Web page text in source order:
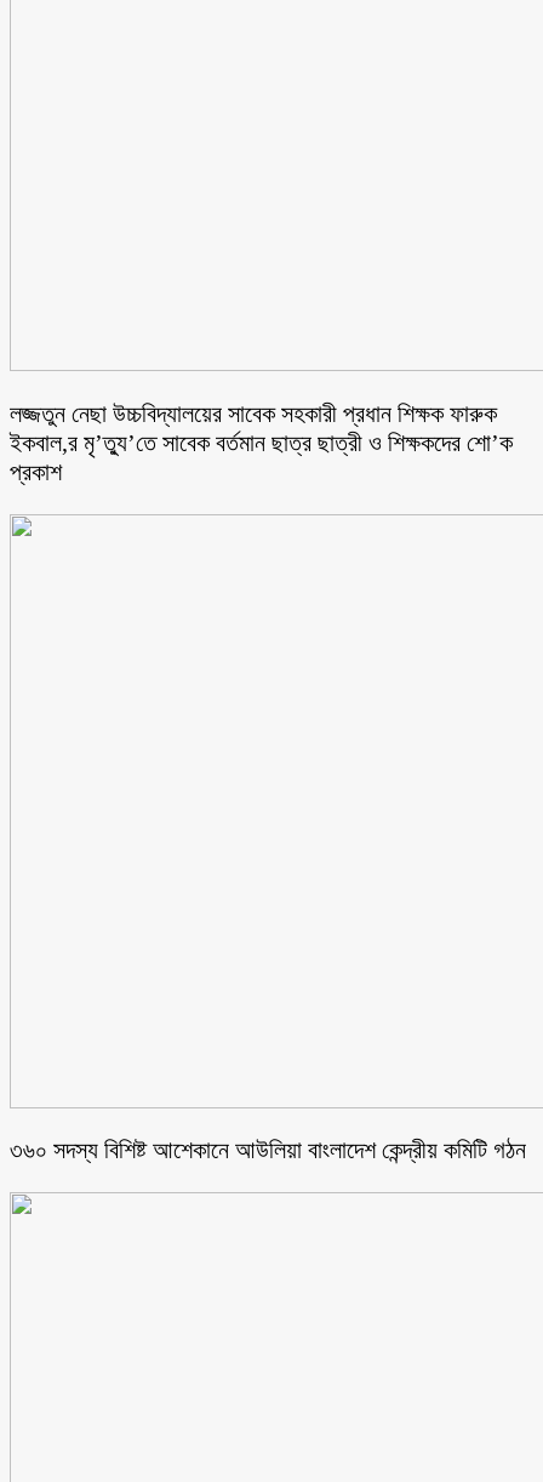
লজ্জতুন নেছা উচ্চবিদ্যালয়ের সাবেক সহকারী প্রধান শিক্ষক ফারুক
ইকবাল,র মৃ’ত্যু’তে সাবেক বর্তমান ছাত্র ছাত্রী ও শিক্ষকদের শো’ক
প্রকাশ
৩৬০ সদস্য বিশিষ্ট আশেকানে আউলিয়া বাংলাদেশ কেন্দ্রীয় কমিটি গঠন